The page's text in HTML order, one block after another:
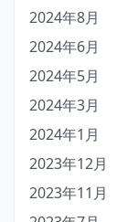
2024年8月
2024年6月
2024年5月
2024年3月
2024年1月
2023年12月
2023年11月